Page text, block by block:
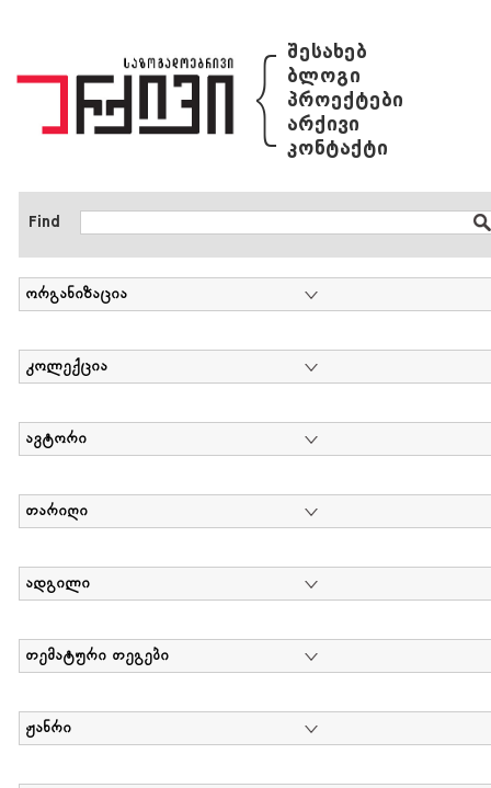
{ შესახებ
ბლოგი
პროექტები
არქივი
კონტაქტი
Find
ორგანიზაცია
კოლექცია
ავტორი
თარიღი
ადგილი
თემატური თეგები
ჟანრი